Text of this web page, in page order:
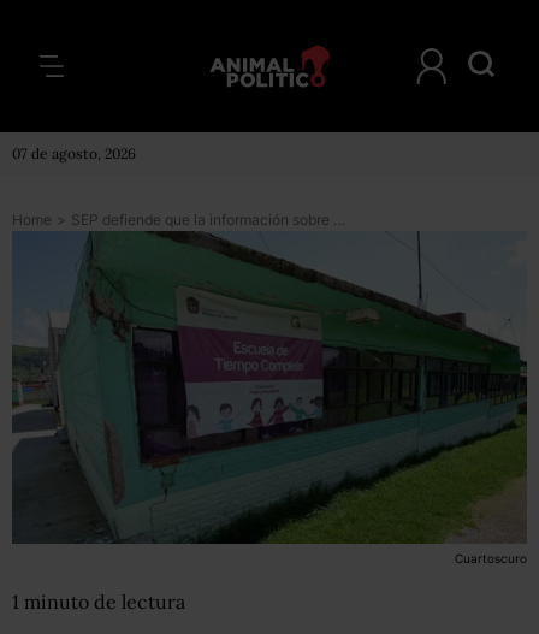
07 de agosto, 2026
Home > SEP defiende que la información sobre las escuelas afectadas por los sismos es pública y transparente
Cuartoscuro
1 minuto de lectura